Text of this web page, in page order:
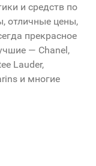
и средств по
отличные цены,
прекрасное
— Chanel,
Lauder,
и многие